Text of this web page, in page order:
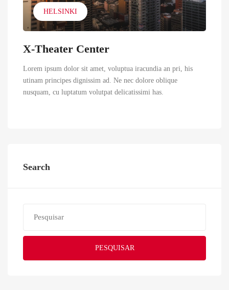
HELSINKI
X-Theater Center
Lorem ipsum dolor sit amet, voluptua iracundia an pri, his
utinam principes dignissim ad. Ne nec dolore oblique
nusquam, cu luptatum volutpat delicatissimi has.
Search
PESQUISAR